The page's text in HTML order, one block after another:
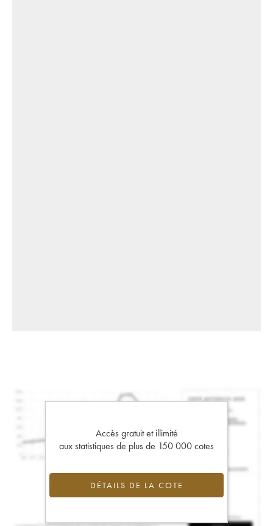
Accès gratuit et illimité
aux statistiques de plus de 150 000 cotes
DÉTAILS DE LA COTE